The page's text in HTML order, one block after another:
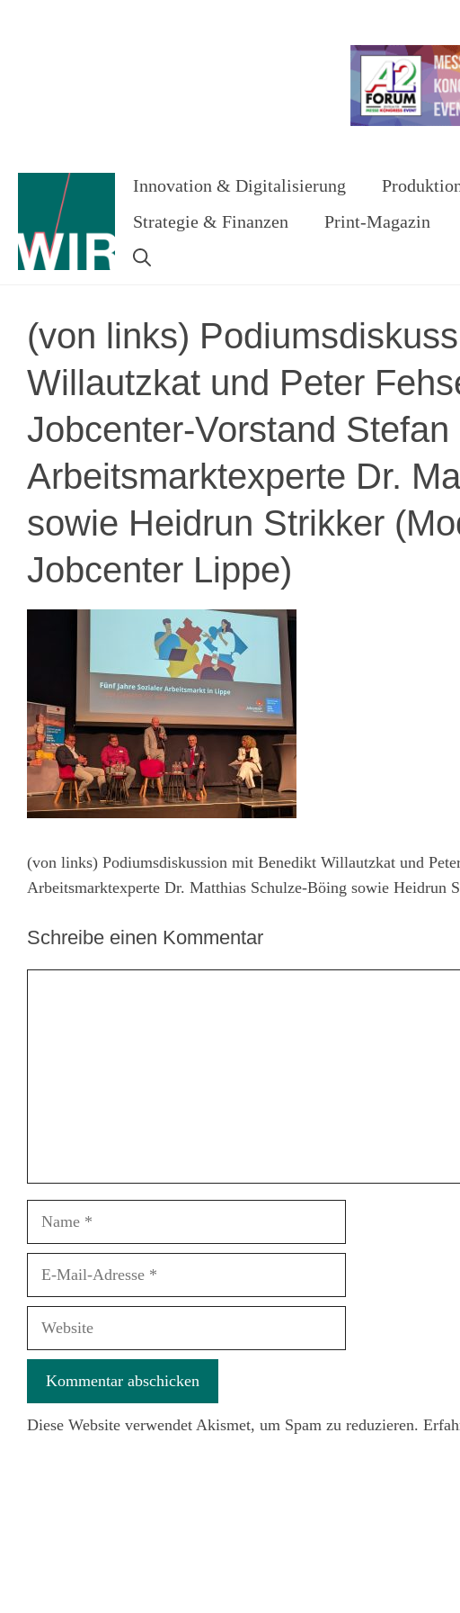
Innovation & Digitalisierung
Strategie & Finanzen
Print-Magazin
(von links)
Willautzkat und Peter
Jobcenter-Vorstand Stefan
Arbeitsmarktexperte Dr.
sowie Heidrun Strikker
Jobcenter Lippe)
(von links) Podiumsdiskussion mit Benedikt Willautzkat und
Arbeitsmarktexperte Dr. Matthias Schulze-Böing sowie Heidrun
Schreibe einen Kommentar
Name
Website
Diese Website verwendet Akismet, um Spam zu reduzieren.